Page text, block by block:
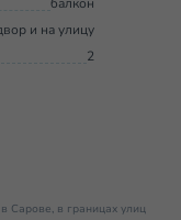
и на улицу
2
в границах улиц